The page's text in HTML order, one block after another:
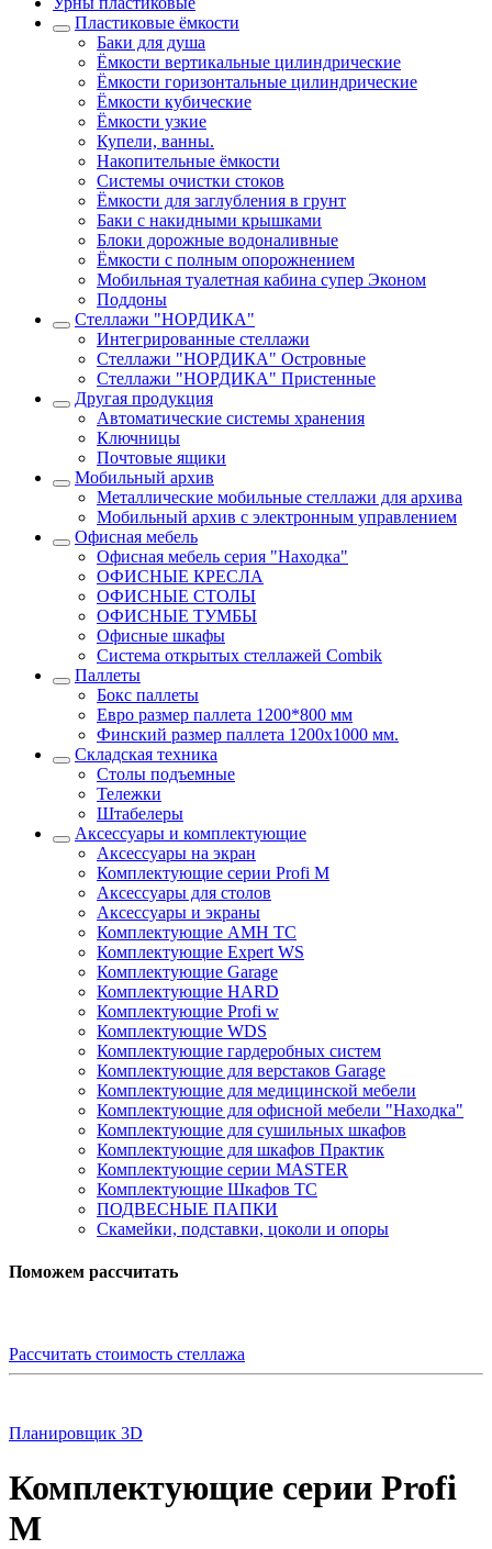
Пластиковые ёмкости
Баки для душа
Ёмкости вертикальные цилиндрические
Ёмкости горизонтальные цилиндрические
Ёмкости кубические
Ёмкости узкие
Купели, ванны.
Накопительные ёмкости
Системы очистки стоков
Ёмкости для заглубления в грунт
Баки с накидными крышками
Блоки дорожные водоналивные
Ёмкости с полным опорожнением
Мобильная туалетная кабина супер Эконом
Поддоны
Стеллажи "НОРДИКА"
Интегрированные стеллажи
Стеллажи "НОРДИКА" Островные
Стеллажи "НОРДИКА" Пристенные
Другая продукция
Автоматические системы хранения
Ключницы
Почтовые ящики
Мобильный архив
Металлические мобильные стеллажи для архива
Мобильный архив с электронным управлением
Офисная мебель
Офисная мебель серия "Находка"
ОФИСНЫЕ КРЕСЛА
ОФИСНЫЕ СТОЛЫ
ОФИСНЫЕ ТУМБЫ
Офисные шкафы
Система открытых стеллажей Combik
Паллеты
Бокс паллеты
Евро размер паллета 1200*800 мм
Финский размер паллета 1200х1000 мм.
Складская техника
Столы подъемные
Тележки
Штабелеры
Аксессуары и комплектующие
Аксессуары на экран
Комплектующие серии Profi M
Аксессуары для столов
Аксессуары и экраны
Комплектующие AMH TC
Комплектующие Expert WS
Комплектующие Garage
Комплектующие HARD
Комплектующие Profi w
Комплектующие WDS
Комплектующие гардеробных систем
Комплектующие для верстаков Garage
Комплектующие для медицинской мебели
Комплектующие для офисной мебели "Находка"
Комплектующие для сушильных шкафов
Комплектующие для шкафов Практик
Комплектующие серии MASTER
Комплектующие Шкафов ТС
ПОДВЕСНЫЕ ПАПКИ
Скамейки, подставки, цоколи и опоры
Поможем рассчитать
Рассчитать стоимость стеллажа
Планировщик 3D
Комплектующие серии Profi
M